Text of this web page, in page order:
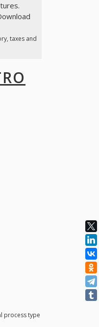
taxes and
process type